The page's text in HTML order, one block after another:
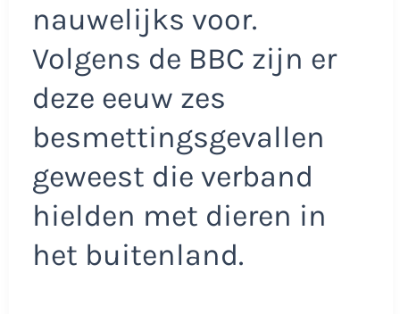
nauwelijks voor.
Volgens de BBC zijn er
deze eeuw zes
besmettingsgevallen
geweest die verband
hielden met dieren in
het buitenland.